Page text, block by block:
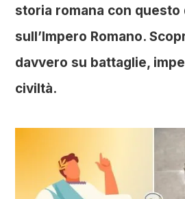
storia romana con
sull’Impero Romano.
davvero su battaglie,
civiltà.